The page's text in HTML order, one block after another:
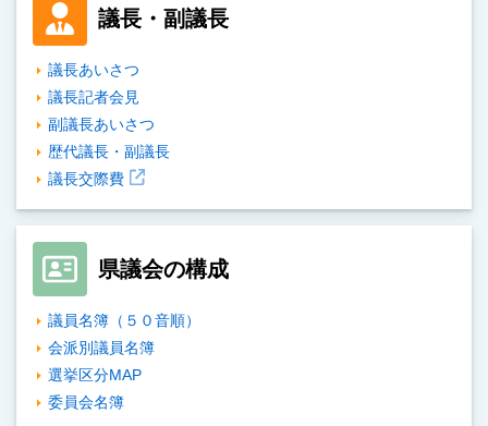
議長・副議長
議長あいさつ
議長記者会見
副議長あいさつ
歴代議長・副議長
議長交際費
県議会の構成
議員名簿（５０音順）
会派別議員名簿
選挙区分MAP
委員会名簿